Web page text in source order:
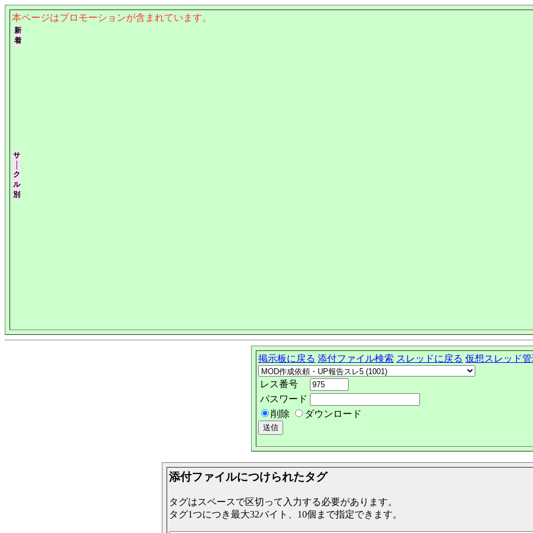
本ページはプロモーションが含まれています。
掲示板に戻る 添付ファイル検索 スレッドに戻る 仮想スレッド
レス番号
パスワード
削除
ダウンロード
添付ファイルにつけられたタグ
タグはスペースで区切って入力する必要があります。
タグ1つにつき最大32バイト、10個まで指定できます。